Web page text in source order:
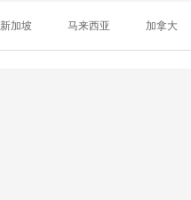
新加坡 马来西亚 加拿大